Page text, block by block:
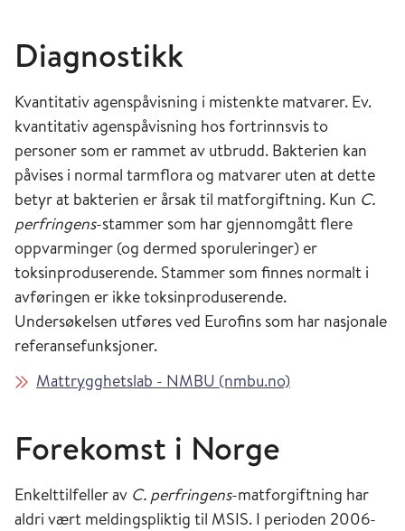
Diagnostikk
Kvantitativ agenspåvisning i mistenkte matvarer. Ev.
kvantitativ agenspåvisning hos fortrinnsvis to
personer som er rammet av utbrudd. Bakterien kan
påvises i normal tarmflora og matvarer uten at dette
betyr at bakterien er årsak til matforgiftning. Kun C.
perfringens-stammer som har gjennomgått flere
oppvarminger (og dermed sporuleringer) er
toksinproduserende. Stammer som finnes normalt i
avføringen er ikke toksinproduserende.
Undersøkelsen utføres ved Eurofins som har nasjonale
referansefunksjoner.
Mattrygghetslab - NMBU (nmbu.no)
Forekomst i Norge
Enkelttilfeller av C. perfringens-matforgiftning har
aldri vært meldingspliktig til MSIS. I perioden 2006-